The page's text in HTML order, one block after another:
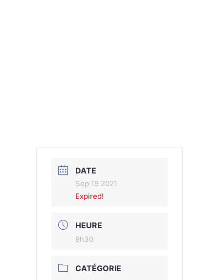
DATE
Sep 19 2021
Expired!
HEURE
9h30
CATÉGORIE